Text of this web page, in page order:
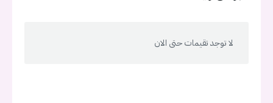
لا توجد تقيمات حتى الان